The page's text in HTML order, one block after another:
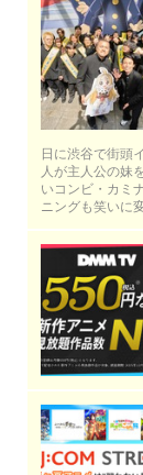
日に渋谷で街頭
人が主人公の妹
いコンビ・カミ
ニングも笑いに